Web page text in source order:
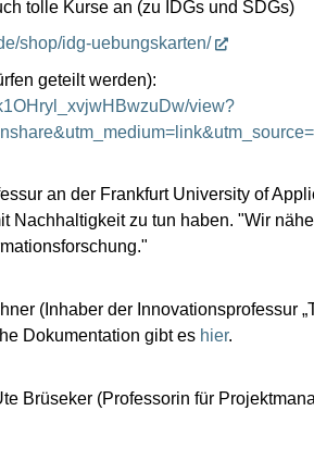
tolle Kurse an (zu IDGs und SDGs)
shop/idg-uebungskarten/
geteilt werden):
view?
an der Frankfurt University of
Nachhaltigkeit zu tun haben. "Wir
(Inhaber der Innovationsprofessur
Dokumentation gibt es hier.
Brüseker (Professorin für